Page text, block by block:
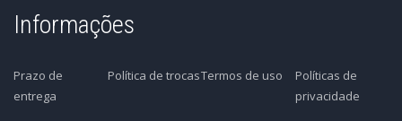
Informações
Prazo de
entrega
Política de trocasTermos de uso
Políticas de
privacidade